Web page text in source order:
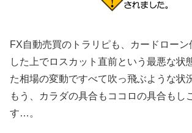
FX自動売買のトラリピも、カードローン
した上でロスカット直前という最悪な状
た相場の変動ですべて吹っ飛ぶような状
もう、カラダの具合もココロの具合もし
す…。